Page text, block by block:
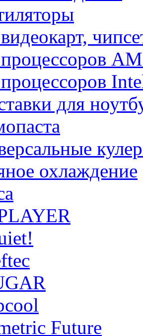
для
охлаждение
Future